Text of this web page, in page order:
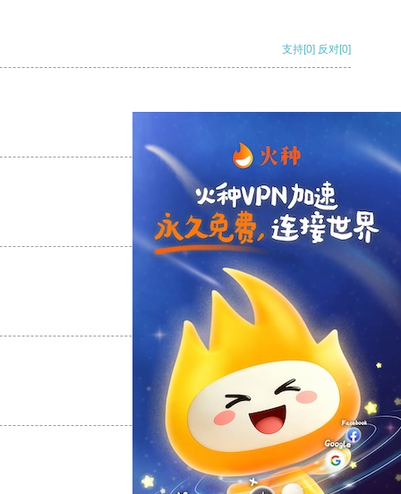
支持[0] 反对[0]
支持 [0] 反对[0]
支持[0] 反对
支持[0] 反对[0]